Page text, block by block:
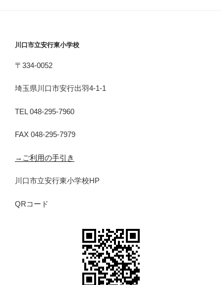
川口市立安行東小学校
〒334-0052
埼玉県川口市安行出羽4-1-1
TEL 048-295-7960
FAX 048-295-7979
→ご利用の手引き
川口市立安行東小学校HP
QRコード